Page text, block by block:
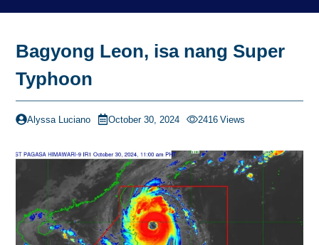
Bagyong Leon, isa nang Super
Typhoon
Alyssa Luciano October 30, 2024 2416 Views